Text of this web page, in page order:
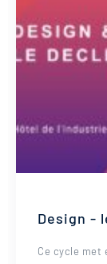
Design -
Ce cycle met